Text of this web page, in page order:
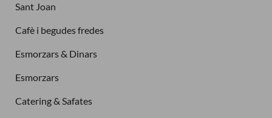
Sant Joan
Cafè i begudes fredes
Esmorzars & Dinars
Esmorzars
Catering & Safates